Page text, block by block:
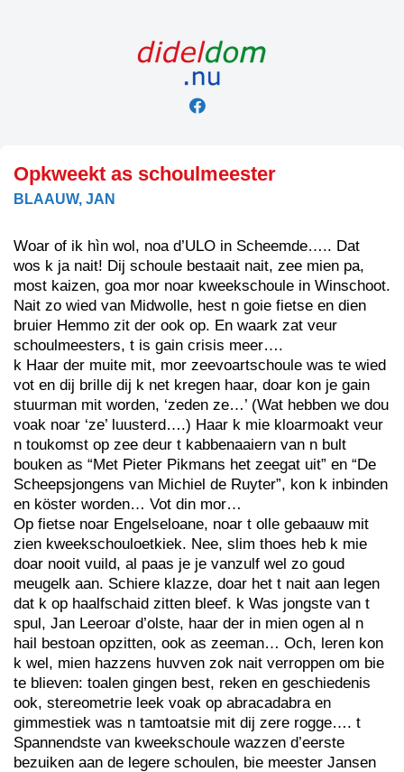
Opkweekt as schoulmeester
BLAAUW, JAN
Woar of ik hìn wol, noa d’ULO in Scheemde….. Dat
wos k ja nait! Dij schoule bestaait nait, zee mien pa,
most kaizen, goa mor noar kweekschoule in Winschoot.
Nait zo wied van Midwolle, hest n goie fietse en dien
bruier Hemmo zit der ook op. En waark zat veur
schoulmeesters, t is gain crisis meer….
k Haar der muite mit, mor zeevoartschoule was te wied
vot en dij brille dij k net kregen haar, doar kon je gain
stuurman mit worden, ‘zeden ze…’ (Wat hebben we dou
voak noar ‘ze’ luusterd….) Haar k mie kloarmoakt veur
n toukomst op zee deur t kabbenaaiern van n bult
bouken as “Met Pieter Pikmans het zeegat uit” en “De
Scheepsjongens van Michiel de Ruyter”, kon k inbinden
en köster worden… Vot din mor…
Op fietse noar Engelseloane, noar t olle gebaauw mit
zien kweekschouloetkiek. Nee, slim thoes heb k mie
doar nooit vuild, al paas je je vanzulf wel zo goud
meugelk aan. Schiere klazze, doar het t nait aan legen
dat k op haalfschaid zitten bleef. k Was jongste van t
spul, Jan Leeroar d’olste, haar der in mien ogen al n
hail bestoan opzitten, ook as zeeman… Och, leren kon
k wel, mien hazzens huvven zok nait verroppen om bie
te blieven: toalen gingen best, reken en geschiedenis
ook, stereometrie leek voak op abracadabra en
gimmestiek was n tamtoatsie mit dij zere rogge…. t
Spannendste van kweekschoule wazzen d’eerste
bezuiken aan de legere schoulen, bie meester Jansen